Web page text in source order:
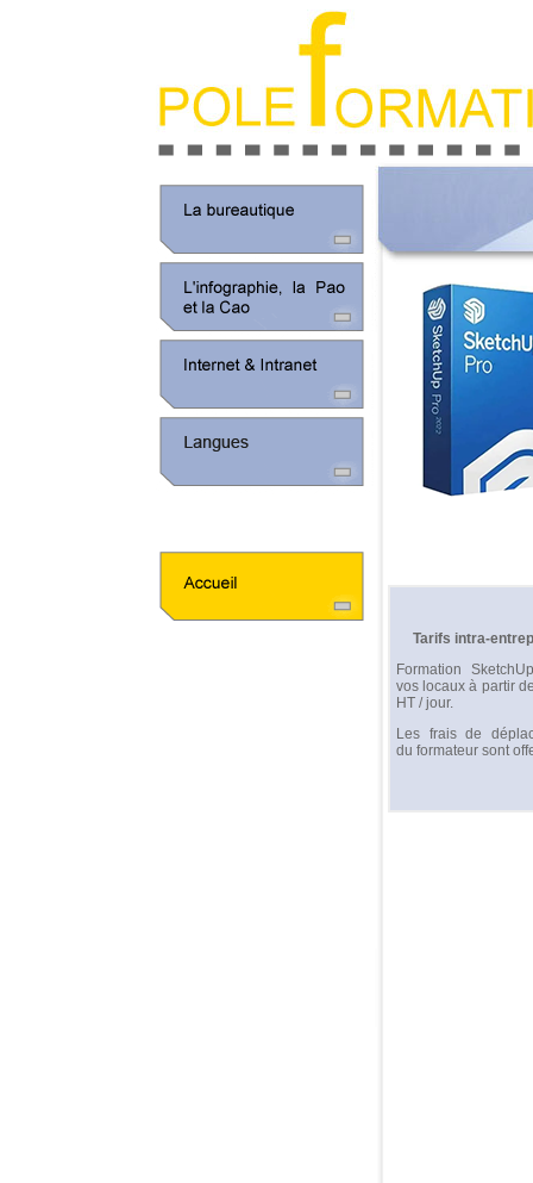
Tarifs intra-
Formation
vos locaux à partir
HT / jour.
Les frais de
du formateur sont